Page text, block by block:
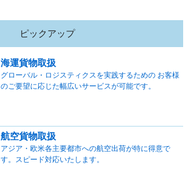
ピックアップ
海運貨物取扱
グローバル・ロジスティクスを実践するための お客様
のご要望に応じた幅広いサービスが可能です。
航空貨物取扱
アジア・欧米各主要都市への航空出荷が特に得意で
す。スピード対応いたします。